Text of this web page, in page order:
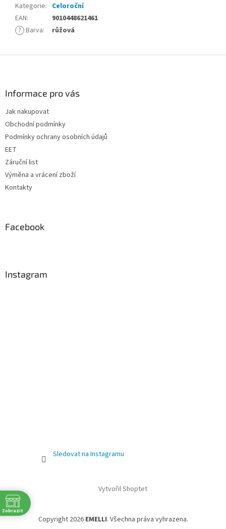
Kategorie: Celoroční
EAN:
9010448621461
? Barva: růžová
Informace pro vás
Jak nakupovat
Obchodní podmínky
Podmínky ochrany osobních údajů
EET
Záruční list
Výměna a vrácení zboží
Kontakty
Facebook
Instagram
Sledovat na Instagramu
Vytvořil Shoptet
Copyright 2026 EMELLI. Všechna práva vyhrazena.
Zobrazit